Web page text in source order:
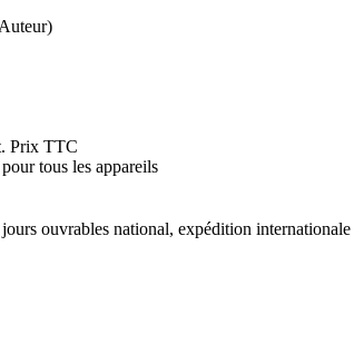
Prix TTC
tous les appareils
ouvrables national, expédition internationale